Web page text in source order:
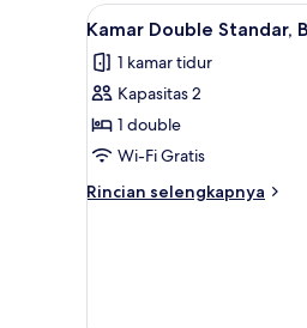
Lihat
semua
foto
untuk
Kamar
Double
Standar,
Boleh
8
Kamar Double Standar,
1 kamar tidur
Kapasitas 2
1 double
Wi-Fi Gratis
Rincian selengkapnya
Rincian